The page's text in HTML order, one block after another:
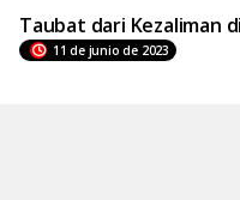
Taubat dari Kezaliman
11 de junio de 2023